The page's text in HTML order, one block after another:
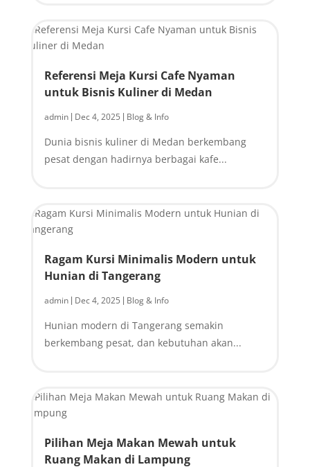
Referensi Meja Kursi Cafe Nyaman
untuk Bisnis Kuliner di Medan
admin Dec 4, 2025 Blog & Info
Dunia bisnis kuliner di Medan berkembang
pesat dengan hadirnya berbagai kafe...
Ragam Kursi Minimalis Modern untuk
Hunian di Tangerang
admin Dec 4, 2025 Blog & Info
Hunian modern di Tangerang semakin
berkembang pesat, dan kebutuhan akan...
Pilihan Meja Makan Mewah untuk
Ruang Makan di Lampung